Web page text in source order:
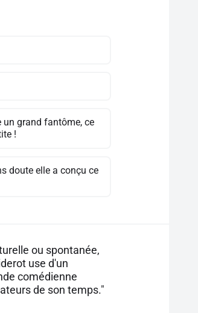
un grand fantôme, ce
!
doute elle a conçu ce
ou spontanée,
use d'un
comédienne
de son temps."